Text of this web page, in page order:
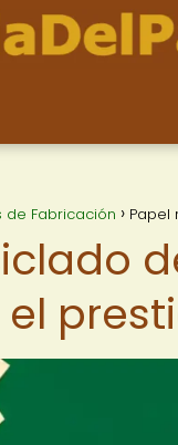
de Fabricación Papel